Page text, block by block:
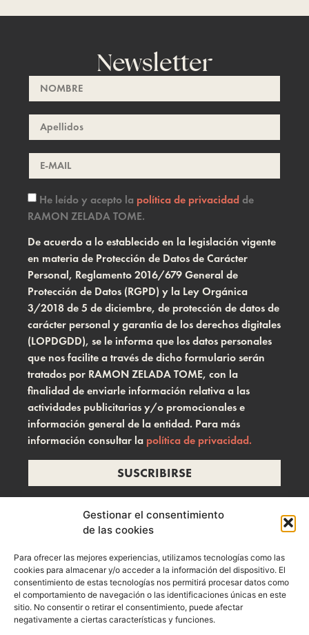
Gestionar el consentimiento
de las cookies
Para ofrecer las mejores experiencias, utilizamos tecnologías como las
cookies para almacenar y/o acceder a la información del dispositivo. El
consentimiento de estas tecnologías nos permitirá procesar datos como
el comportamiento de navegación o las identificaciones únicas en este
sitio. No consentir o retirar el consentimiento, puede afectar
negativamente a ciertas características y funciones.
Newsletter
He leído y acepto la política de privacidadde
RAMON ZELADA TOME.
De acuerdo a lo establecido en la legislación vigente
en materia de Protección de Datos de Carácter
Personal, Reglamento 2016/679 General de
Protección de Datos (RGPD) y la Ley Orgánica
3/2018 de 5 de diciembre, de protección de datos de
carácter personal y garantía de los derechos digitales
(LOPDGDD), se le informa que los datos personales
que nos facilite a través de dicho formulario serán
tratados por RAMON ZELADA TOME, con la
finalidad de enviarle información relativa a las
actividades publicitarias y/o promocionales e
información general de la entidad. Para más
información consultar la política de privacidad.
SUSCRIBIRSE
info@ramonzelada.com
instagram